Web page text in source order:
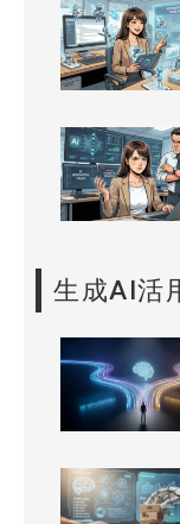
生成AI活